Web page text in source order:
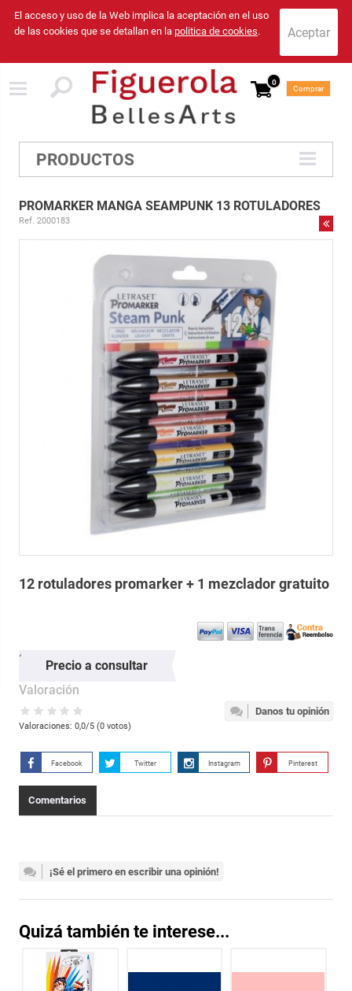
El acceso y uso de la Web implica la aceptación en el uso
de las cookies que se detallan en la politica de cookies.
0
Comprar
PRODUCTOS
PROMARKER MANGA SEAMPUNK 13 ROTULADORES
Ref. 2000183
12 rotuladores promarker + 1 mezclador gratuito
Precio a consultar
Danos tu opinión
Valoración
Valoraciones: 0,0/5 (0votos)
Facebook Twitter Instagram Pinterest
Comentarios
¡Sé el primero en escribir una opinión!
Quizá también te interese...